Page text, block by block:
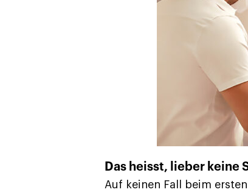
Das heisst, lieber keine
Auf keinen Fall beim